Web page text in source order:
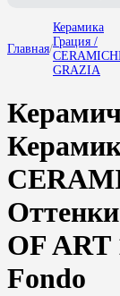
Главная/
Керамика
Грация /
GRAZIA
OF ART
Fondo